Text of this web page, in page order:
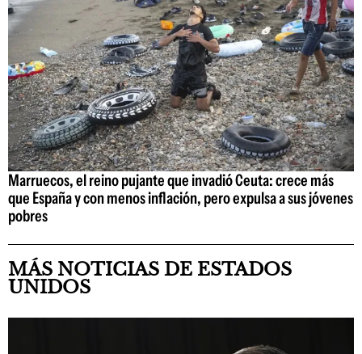
Marruecos, el reino pujante que invadió Ceuta: crece más
que España y con menos inflación, pero expulsa a sus jóvenes
pobres
MÁS NOTICIAS DE ESTADOS
UNIDOS